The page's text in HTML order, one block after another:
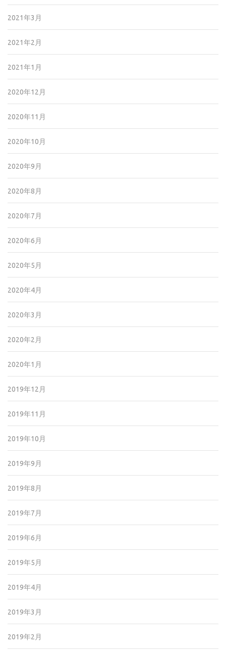
2021年3月
2021年2月
2021年1月
2020年12月
2020年11月
2020年10月
2020年9月
2020年8月
2020年7月
2020年6月
2020年5月
2020年4月
2020年3月
2020年2月
2020年1月
2019年12月
2019年11月
2019年10月
2019年9月
2019年8月
2019年7月
2019年6月
2019年5月
2019年4月
2019年3月
2019年2月